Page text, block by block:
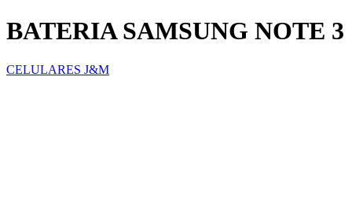
BATERIA SAMSUNG NOTE 3
CELULARES J&M